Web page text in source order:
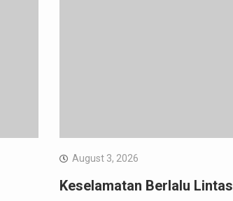
August 3, 2026
Keselamatan Berlalu Lintas